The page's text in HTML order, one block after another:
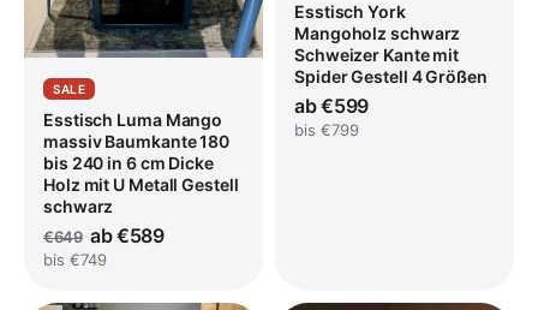
SALE
Esstisch Luma Mango
massiv Baumkante 180
bis 240 in 6 cm Dicke
Holz mit U Metall Gestell
schwarz
€649 ab €589
bis €749
Esstisch York
Mangoholz schwarz
Schweizer Kante mit
Spider Gestell 4 Größen
ab €599
bis €799